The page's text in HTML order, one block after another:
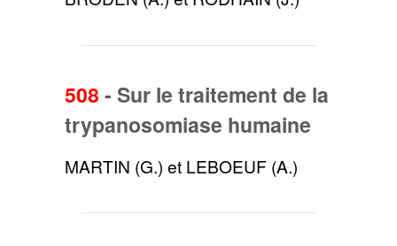
508 - Sur le traitement de la
trypanosomiase humaine
MARTIN (G.) et LEBOEUF (A.)